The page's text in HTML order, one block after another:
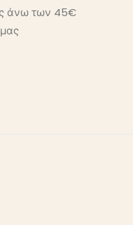
άνω των 45€